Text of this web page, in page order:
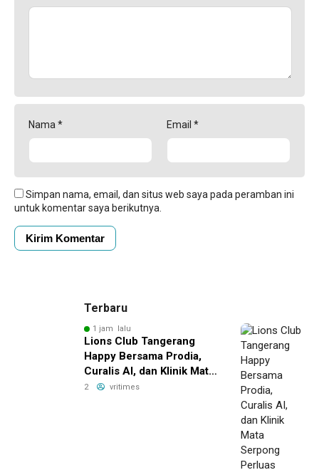
Nama* Email *
Simpan nama, email, dan situs web saya pada peramban ini
untuk komentar saya berikutnya.
Terbaru
1 jam lalu
Lions Club Tangerang
Happy Bersama Prodia,
Curalis AI, dan Klinik Mata
Serpong Perluas Akses
2 vritimes